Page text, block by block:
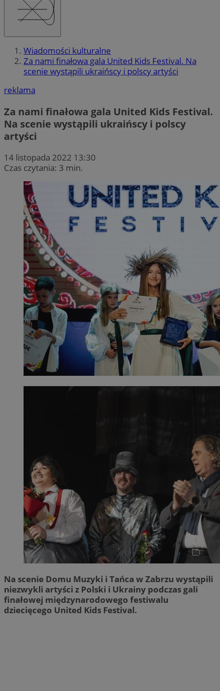
Wiadomości kulturalne
Za nami finałowa gala United Kids Festival. Na
scenie wystąpili ukraińscy i polscy artyści
reklama
Za nami finałowa gala United Kids Festival.
Na scenie wystąpili ukraińscy i polscy
artyści
14 listopada 2022 13:30
Czas czytania: 3 min.
Na scenie Domu Muzyki i Tańca w Zabrzu wystąpili
niezwykli artyści z Polski i Ukrainy podczas gali
finałowej międzynarodowego festiwalu
dziecięcego United Kids Festival.